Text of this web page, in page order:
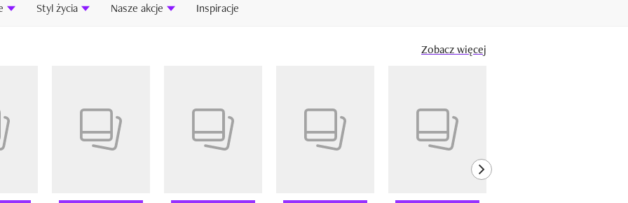
Styl życia Nasze akcje Inspiracje
Zobacz więcej
next element